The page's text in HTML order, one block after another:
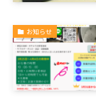
お知らせ